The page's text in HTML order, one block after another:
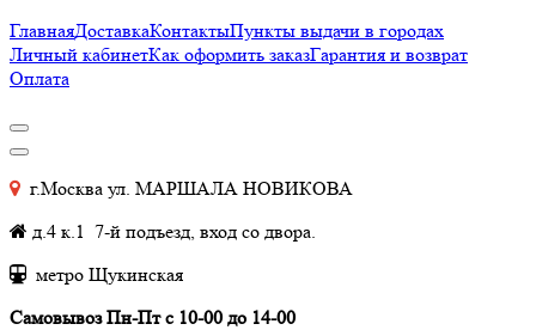
ГлавнаяДоставкаКонтактыПункты выдачи в городах
Личный кабинетКак оформить заказГарантия и возврат
Оплата
г.Москва ул. МАРШАЛА НОВИКОВА
д.4 к.1 7-й подъезд, вход со двора.
метро Щукинская
Самовывоз Пн-Пт с 10-00 до 14-00